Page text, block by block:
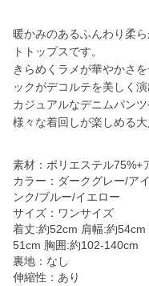
暖かみのあるふんわり柔
トトップスです。
きらめくラメが華やかさ
ックがデコルテを美しく演
カジュアルなデニムパン
様々な着回しが楽しめる大
素材：ポリエステル75%+
カラー：ダークグレー/ア
ンク/ブルー/イエロー
サイズ：ワンサイズ
着丈:約52cm 肩幅:約
51cm 胸囲:約102-140cm
裏地：なし
伸縮性：あり